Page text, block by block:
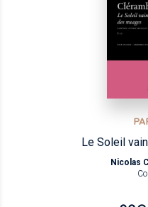
Le Soleil
Nicolas